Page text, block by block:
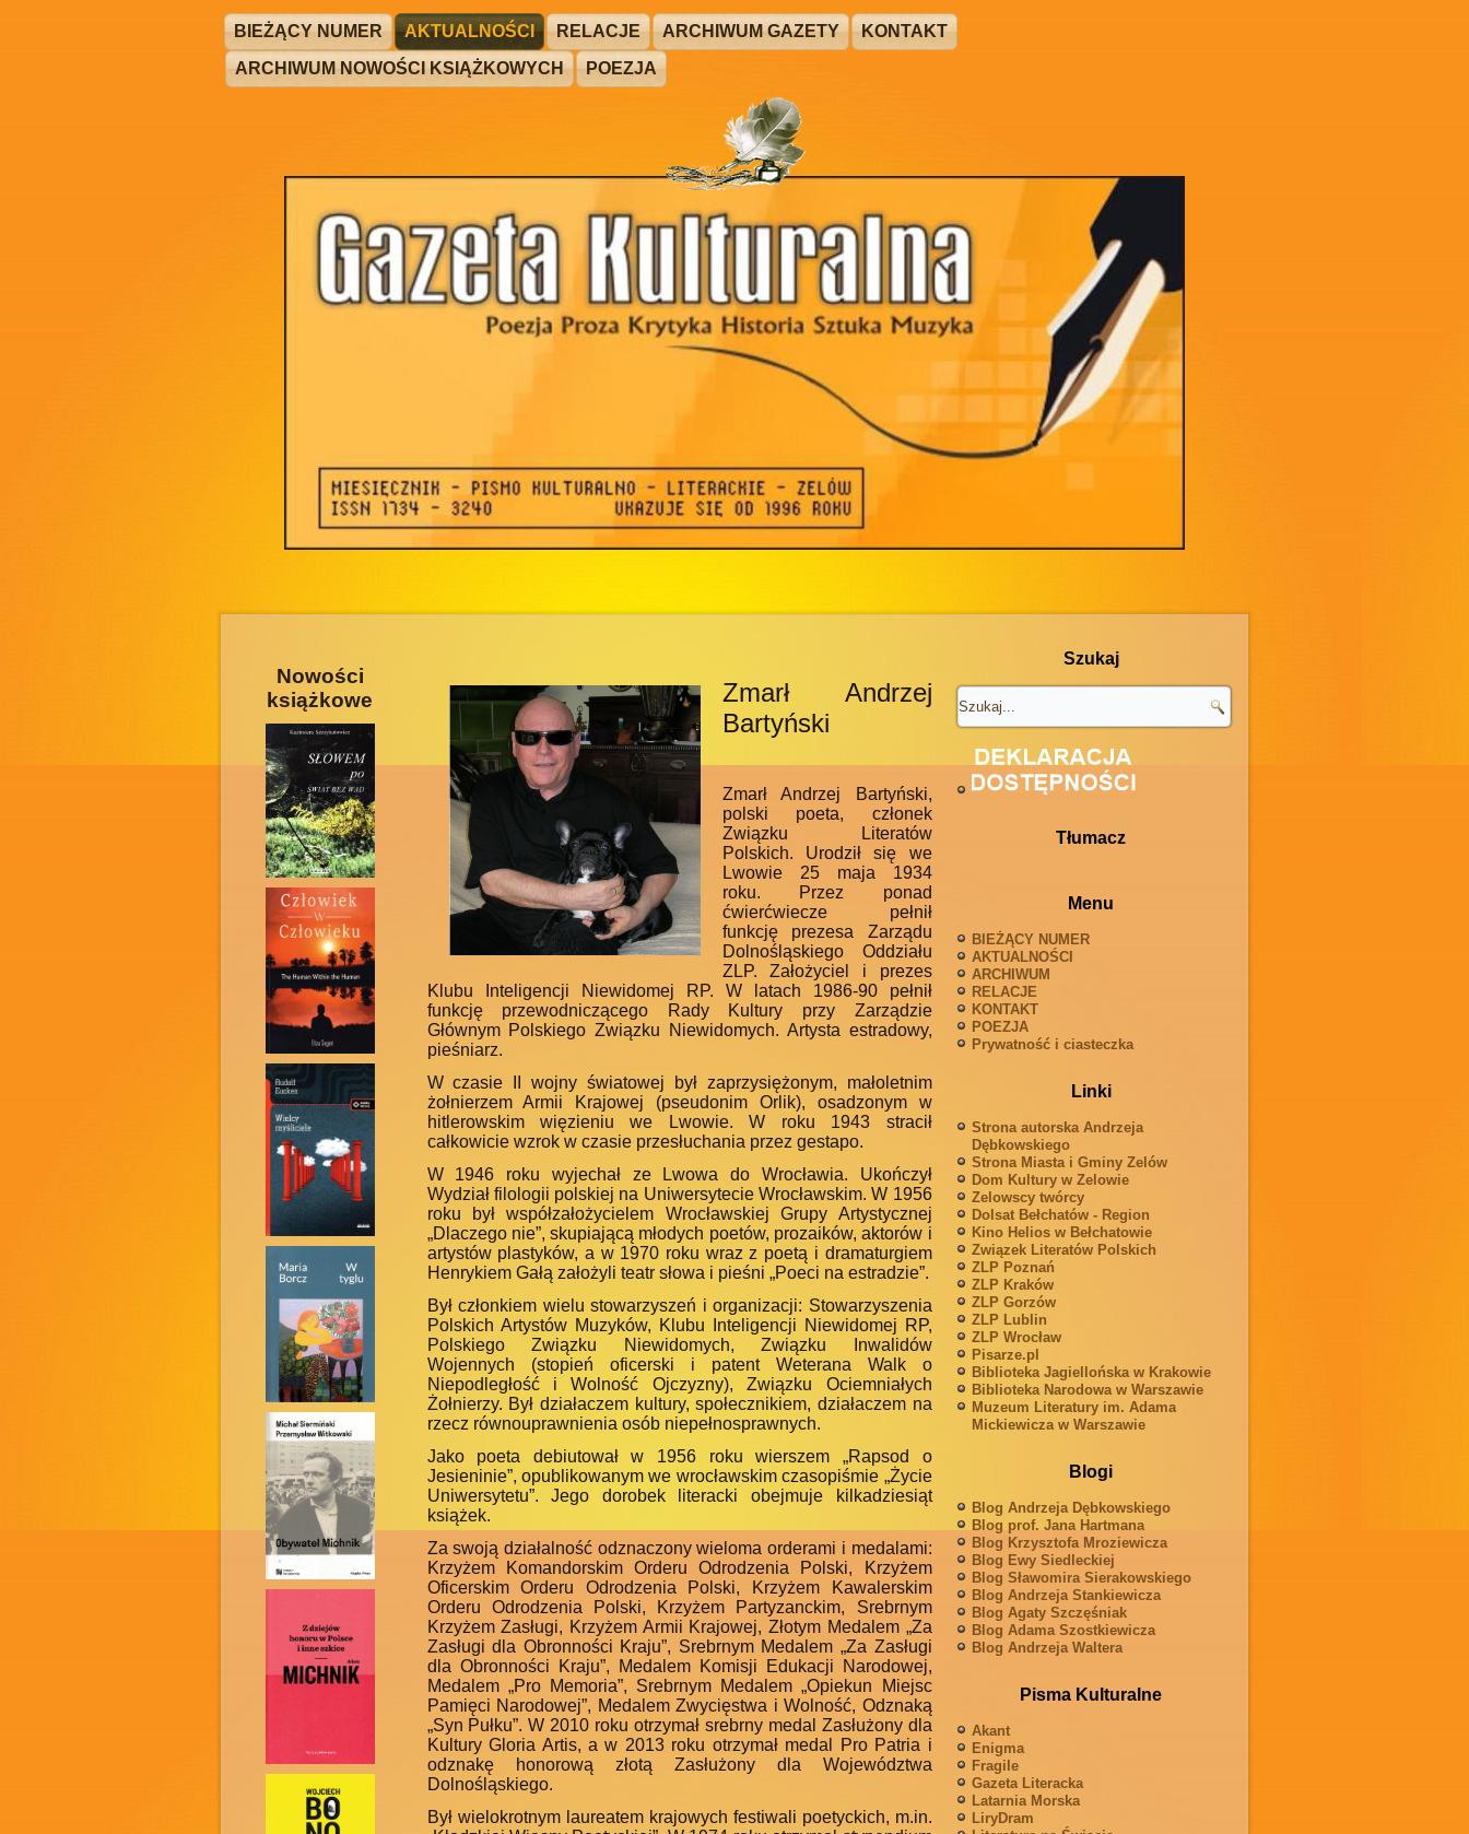
BIEŻĄCY NUMER AKTUALNOŚCI RELACJE ARCHIWUM GAZETY
KONTAKT
ARCHIWUM NOWOŚCI KSIĄŻKOWYCH
POEZJA
Nowości
książkowe
Zmarł Andrzej
Bartyński
Zmarł Andrzej Bartyński,
polski poeta, członek
Związku Literatów
Polskich. Urodził się we
Lwowie 25 maja 1934
roku. Przez ponad
ćwierćwiecze pełnił
funkcję prezesa Zarządu
Dolnośląskiego Oddziału
ZLP. Założyciel i prezes
Klubu Inteligencji Niewidomej RP. W latach 1986-90 pełnił
funkcję przewodniczącego Rady Kultury przy Zarządzie
Głównym Polskiego Związku Niewidomych. Artysta estradowy,
pieśniarz.
W czasie II wojny światowej był zaprzysiężonym, małoletnim
żołnierzem Armii Krajowej (pseudonim Orlik), osadzonym w
hitlerowskim więzieniu we Lwowie. W roku 1943 stracił
całkowicie wzrok w czasie przesłuchania przez gestapo.
W 1946 roku wyjechał ze Lwowa do Wrocławia. Ukończył
Wydział filologii polskiej na Uniwersytecie Wrocławskim. W 1956
roku był współzałożycielem Wrocławskiej Grupy Artystycznej
„Dlaczego nie”, skupiającą młodych poetów, prozaików, aktorów i
artystów plastyków, a w 1970 roku wraz z poetą i dramaturgiem
Henrykiem Gałą założyli teatr słowa i pieśni „Poeci na estradzie”.
Był członkiem wielu stowarzyszeń i organizacji: Stowarzyszenia
Polskich Artystów Muzyków, Klubu Inteligencji Niewidomej RP,
Polskiego Związku Niewidomych, Związku Inwalidów
Wojennych (stopień oficerski i patent Weterana Walk o
Niepodległość i Wolność Ojczyzny), Związku Ociemniałych
Żołnierzy. Był działaczem kultury, społecznikiem, działaczem na
rzecz równouprawnienia osób niepełnosprawnych.
Jako poeta debiutował w 1956 roku wierszem „Rapsod o
Jesieninie”, opublikowanym we wrocławskim czasopiśmie „Życie
Uniwersytetu”. Jego dorobek literacki obejmuje kilkadziesiąt
książek.
Za swoją działalność odznaczony wieloma orderami i medalami:
Krzyżem Komandorskim Orderu Odrodzenia Polski, Krzyżem
Oficerskim Orderu Odrodzenia Polski, Krzyżem Kawalerskim
Orderu Odrodzenia Polski, Krzyżem Partyzanckim, Srebrnym
Krzyżem Zasługi, Krzyżem Armii Krajowej, Złotym Medalem „Za
Zasługi dla Obronności Kraju”, Srebrnym Medalem „Za Zasługi
dla Obronności Kraju”, Medalem Komisji Edukacji Narodowej,
Medalem „Pro Memoria”, Srebrnym Medalem „Opiekun Miejsc
Pamięci Narodowej”, Medalem Zwycięstwa i Wolność, Odznaką
„Syn Pułku”. W 2010 roku otrzymał srebrny medal Zasłużony dla
Kultury Gloria Artis, a w 2013 roku otrzymał medal Pro Patria i
odznakę honorową złotą Zasłużony dla Województwa
Dolnośląskiego.
Był wielokrotnym laureatem krajowych festiwali poetyckich, m.in.
Szukaj
Tłumacz
Menu
BIEŻĄCY NUMER
AKTUALNOŚCI
ARCHIWUM
RELACJE
KONTAKT
POEZJA
Prywatność i ciasteczka
Linki
Strona autorska Andrzeja
Dębkowskiego
Strona Miasta i Gminy Zelów
Dom Kultury w Zelowie
Zelowscy twórcy
Dolsat Bełchatów - Region
Kino Helios w Bełchatowie
Związek Literatów Polskich
ZLP Poznań
ZLP Kraków
ZLP Gorzów
ZLP Lublin
ZLP Wrocław
Pisarze.pl
Biblioteka Jagiellońska w Krakowie
Biblioteka Narodowa w Warszawie
Muzeum Literatury im. Adama
Mickiewicza w Warszawie
Blogi
Blog Andrzeja Dębkowskiego
Blog prof. Jana Hartmana
Blog Krzysztofa Mroziewicza
Blog Ewy Siedleckiej
Blog Sławomira Sierakowskiego
Blog Andrzeja Stankiewicza
Blog Agaty Szczęśniak
Blog Adama Szostkiewicza
Blog Andrzeja Waltera
Pisma Kulturalne
Akant
Enigma
Fragile
Gazeta Literacka
Latarnia Morska
LiryDram